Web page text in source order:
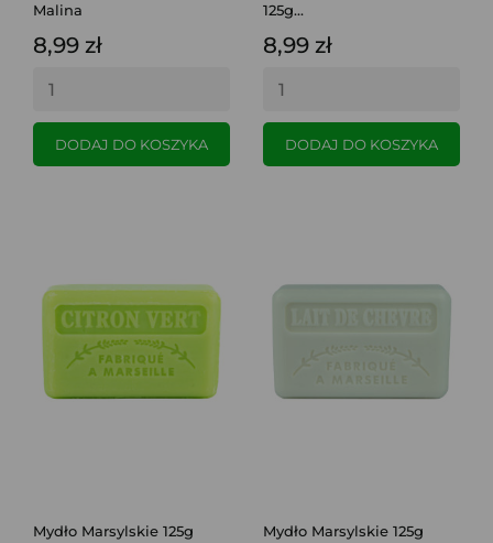
Malina
8,99 zł
DODAJ DO KOSZYKA
125g...
8,99 zł
DODAJ DO KOSZYKA
Mydło Marsylskie 125g
Mydło Marsylskie 125g